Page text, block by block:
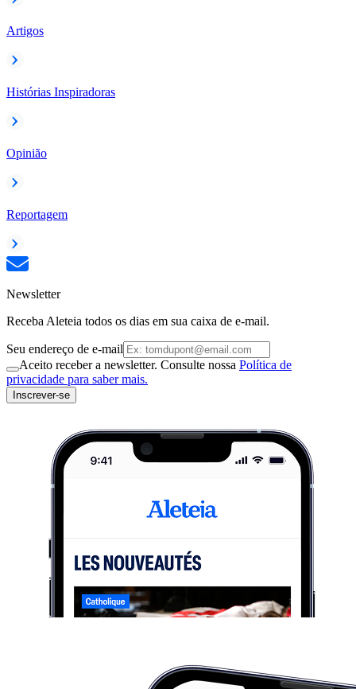
Artigos
Histórias Inspiradoras
Opinião
Reportagem
Newsletter
Receba Aleteia todos os dias em sua caixa de e-mail.
Seu endereço de e-mail
Aceito receber a newsletter. Consulte nossa Política de
privacidade para saber mais.
Inscrever-se